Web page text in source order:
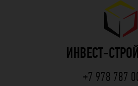
ИНВЕСТ-
+7 978 787